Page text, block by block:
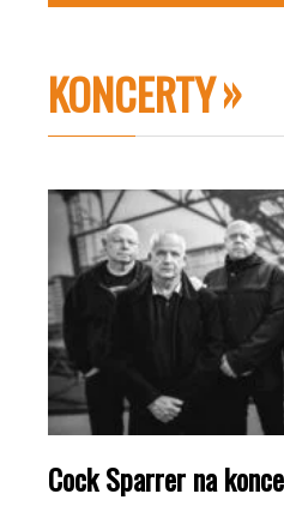
KONCERTY
Cock Sparrer na